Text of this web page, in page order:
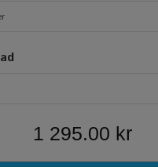
1 295.00 kr